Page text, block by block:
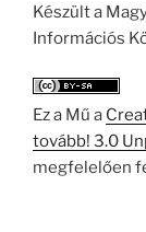
Készült a
Információs
Ez a Mű a
tovább! 3.0
megfelelően